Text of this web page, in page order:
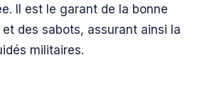
Il est le garant de la bonne
des sabots, assurant ainsi la
militaires.